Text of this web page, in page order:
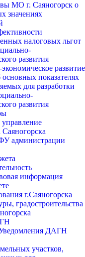
МО г. Саяногорск о
значениях
налоговых льгот
развития
развитие
показателях
для разработки
развития
администрации
информация
г.Саяногорска
градостроительства
ДАГН
участков,